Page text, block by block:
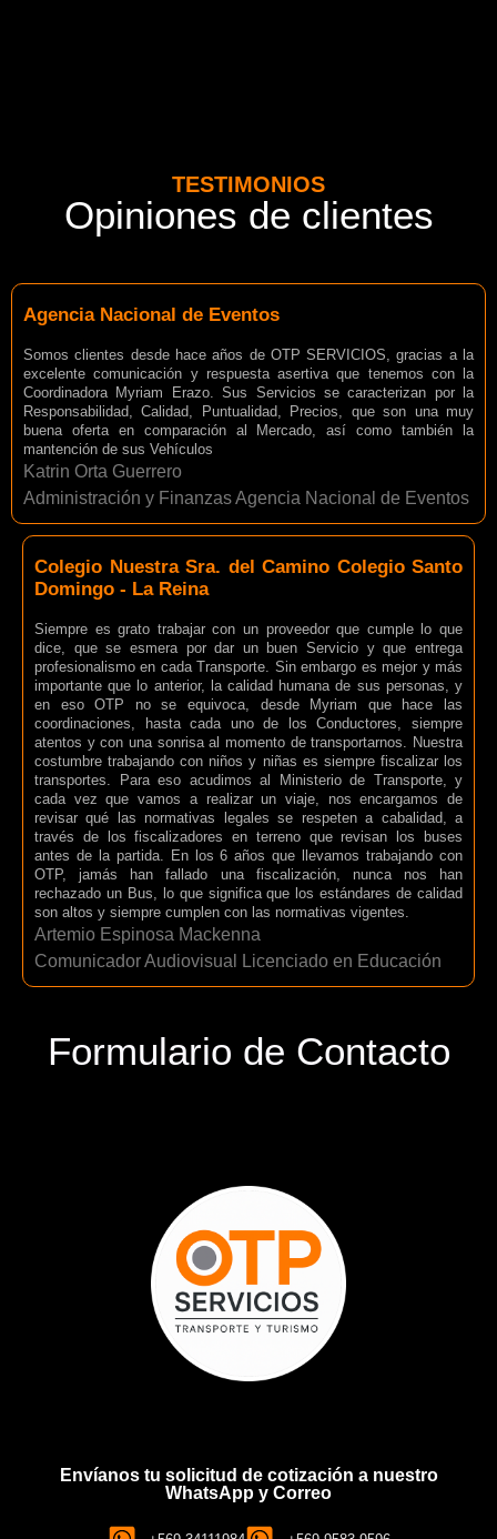
TESTIMONIOS
Opiniones de clientes
Agencia Nacional de Eventos
Somos clientes desde hace años de OTP SERVICIOS, gracias a la
excelente comunicación y respuesta asertiva que tenemos con la
Coordinadora Myriam Erazo. Sus Servicios se caracterizan por la
Responsabilidad, Calidad, Puntualidad, Precios, que son una muy
buena oferta en comparación al Mercado, así como también la
mantención de sus Vehículos
Katrin Orta Guerrero
Administración y Finanzas Agencia Nacional de Eventos
Colegio Nuestra Sra. del Camino Colegio Santo
Domingo - La Reina
Siempre es grato trabajar con un proveedor que cumple lo que
dice, que se esmera por dar un buen Servicio y que entrega
profesionalismo en cada Transporte. Sin embargo es mejor y más
importante que lo anterior, la calidad humana de sus personas, y
en eso OTP no se equivoca, desde Myriam que hace las
coordinaciones, hasta cada uno de los Conductores, siempre
atentos y con una sonrisa al momento de transportarnos. Nuestra
costumbre trabajando con niños y niñas es siempre fiscalizar los
transportes. Para eso acudimos al Ministerio de Transporte, y
cada vez que vamos a realizar un viaje, nos encargamos de
revisar qué las normativas legales se respeten a cabalidad, a
través de los fiscalizadores en terreno que revisan los buses
antes de la partida. En los 6 años que llevamos trabajando con
OTP, jamás han fallado una fiscalización, nunca nos han
rechazado un Bus, lo que significa que los estándares de calidad
son altos y siempre cumplen con las normativas vigentes.
Artemio Espinosa Mackenna
Comunicador Audiovisual Licenciado en Educación
Formulario de Contacto
Envíanos tu solicitud de cotización a nuestro
WhatsApp y Correo